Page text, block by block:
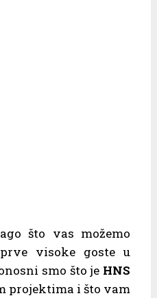
što vas možemo
visoke goste u
smo što je HNS
projektima i što vam